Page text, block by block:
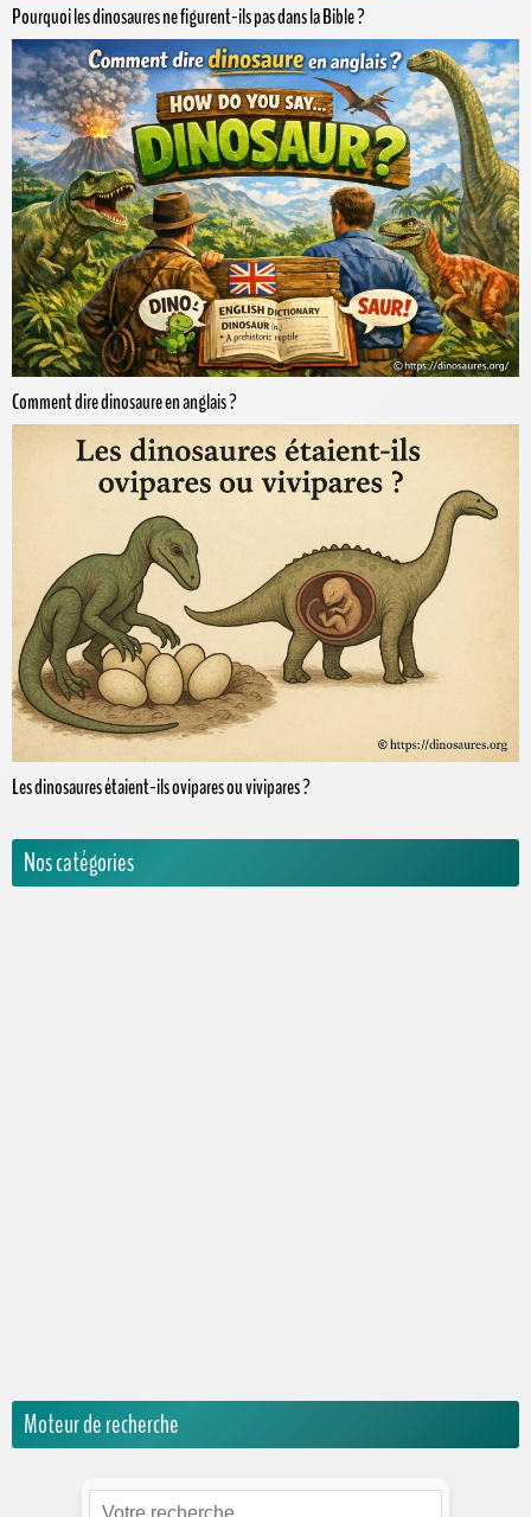
Pourquoi les dinosaures ne figurent-ils pas dans la Bible ?
Comment dire dinosaure en anglais ?
Les dinosaures étaient-ils ovipares ou vivipares ?
Nos catégories
Moteur de recherche